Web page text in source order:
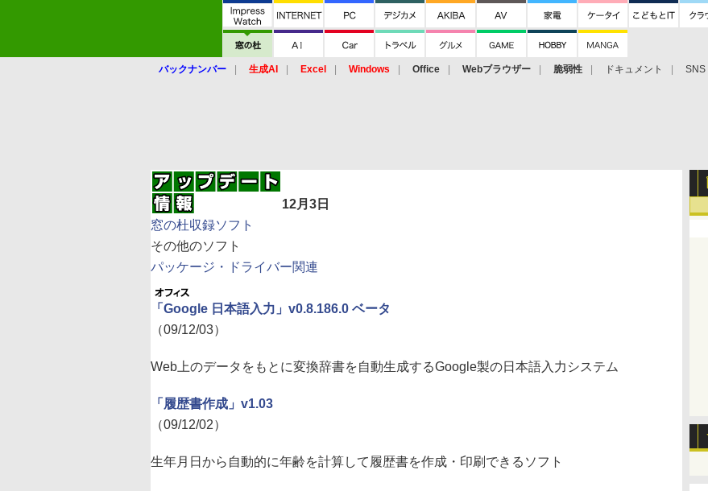
バックナンバー 生成AI Excel Windows Office Webブラウザー 脆弱性 ドキュメント SNS
12月3日
窓の杜収録ソフト
その他のソフト
パッケージ・ドライバー関連
「Google 日本語入力」v0.8.186.0 ベータ
（09/12/03）
Web上のデータをもとに変換辞書を自動生成するGoogle製の日本語入力システム
「履歴書作成」v1.03
（09/12/02）
生年月日から自動的に年齢を計算して履歴書を作成・印刷できるソフト